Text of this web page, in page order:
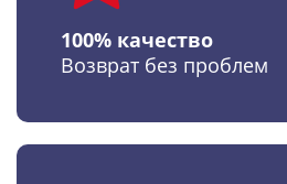
100% качество
Возврат без проблем